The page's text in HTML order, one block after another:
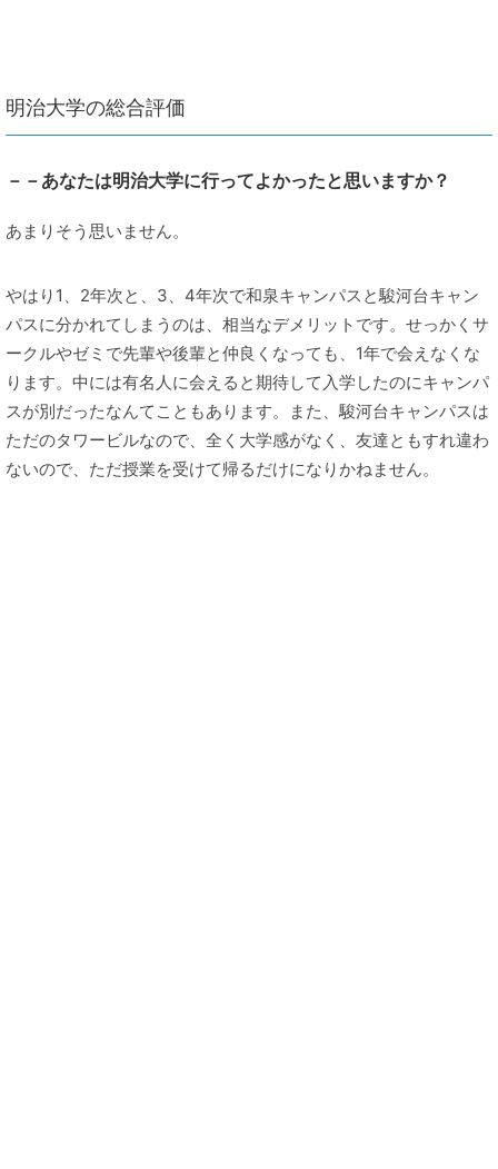
明治大学の総合評価
－－あなたは明治大学に行ってよかったと思いますか？
あまりそう思いません。
やはり1、2年次と、3、4年次で和泉キャンパスと駿河台キャン
パスに分かれてしまうのは、相当なデメリットです。せっかくサ
ークルやゼミで先輩や後輩と仲良くなっても、1年で会えなくな
ります。中には有名人に会えると期待して入学したのにキャンパ
スが別だったなんてこともあります。また、駿河台キャンパスは
ただのタワービルなので、全く大学感がなく、友達ともすれ違わ
ないので、ただ授業を受けて帰るだけになりかねません。